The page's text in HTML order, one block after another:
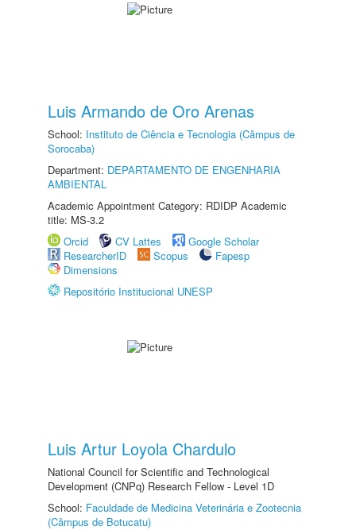
Luis Armando de Oro Arenas
School: Instituto de Ciência e Tecnologia (Câmpus de
Sorocaba)
Department: DEPARTAMENTO DE ENGENHARIA
AMBIENTAL
Academic Appointment Category: RDIDP Academic
title: MS-3.2
Orcid
CV Lattes
Google Scholar
ResearcherID
Scopus
Fapesp
Dimensions
Repositório Institucional UNESP
Luis Artur Loyola Chardulo
National Council for Scientific and Technological
Development (CNPq) Research Fellow - Level 1D
School: Faculdade de Medicina Veterinária e Zootecnia
(Câmpus de Botucatu)